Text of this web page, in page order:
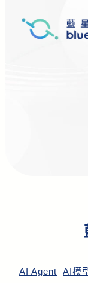
AI Agent AI模